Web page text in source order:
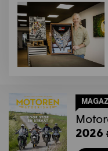
2026